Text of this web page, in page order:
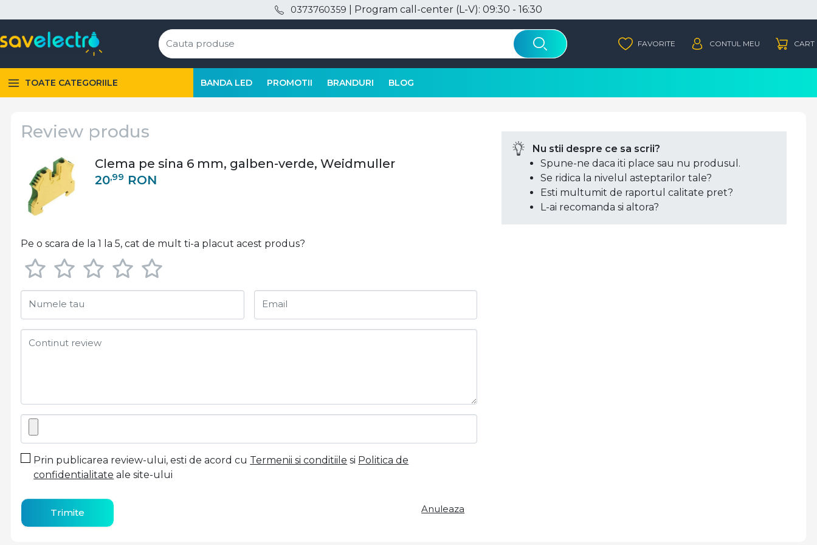
0373760359 | Program call-center (L-V): 09:30 - 16:30
TOATE CATEGORIILE BANDA LED PROMOTII BRANDURI BLOG
Review produs
Clema pe sina 6 mm, galben-verde, Weidmuller
20,99 RON
Pe o scara de la 1 la 5, cat de mult ti-a placut acest produs?
Numele tau Email
Continut review
Prin publicarea review-ului, esti de acord cu Termenii si conditiile si Politica de
confidentialitate ale site-ului
Trimite Anuleaza
Nu stii despre ce sa scrii?
Spune-ne daca iti place sau nu produsul.
Se ridica la nivelul asteptarilor tale?
Esti multumit de raportul calitate pret?
L-ai recomanda si altora?